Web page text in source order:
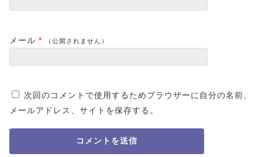
メール * （公開されません）
次回のコメントで使用するためブラウザーに自分の名前、
メールアドレス、サイトを保存する。